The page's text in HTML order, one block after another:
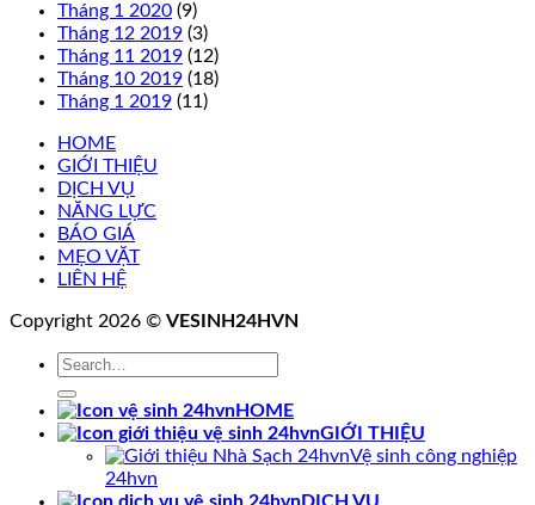
Tháng 1 2020 (9)
Tháng 12 2019 (3)
Tháng 11 2019 (12)
Tháng 10 2019 (18)
Tháng 1 2019 (11)
HOME
GIỚI THIỆU
DỊCH VỤ
NĂNG LỰC
BÁO GIÁ
MẸO VẶT
LIÊN HỆ
Copyright 2026 © VESINH24HVN
HOME
GIỚI THIỆU
Vệ sinh công nghiệp
24hvn